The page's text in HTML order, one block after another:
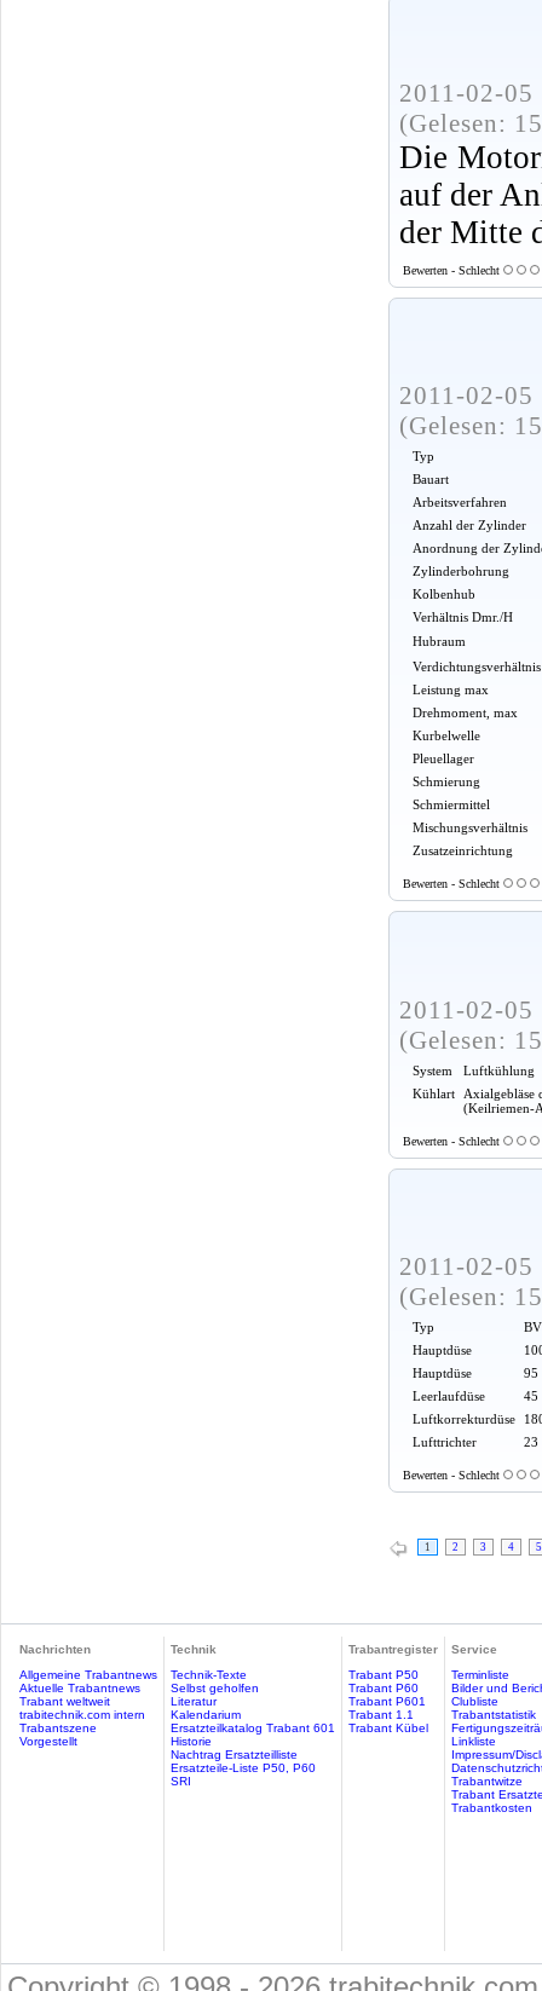
2011-02-
(Gelesen:
Die
auf der
der Mitte
Bewerten - Schlecht
2011-02-
(Gelesen:
Typ
Bauart
Arbeitsverfahren
Anzahl der Zylinder
Anordnung der
Zylinderbohrung
Kolbenhub
Verhältnis Dmr./H
Hubraum
Verdichtungsverhältnis
Leistung max
Drehmoment, max
Kurbelwelle
Pleuellager
Schmierung
Schmiermittel
Mischungsverhältnis
Zusatzeinrichtung
Bewerten - Schlecht
2011-02-
(Gelesen:
System
Luftkühlung
Kühlart
Axialgebläse
(Keilriemen-
Bewerten - Schlecht
2011-02-
(Gelesen:
Typ
Hauptdüse
Hauptdüse
95
Leerlaufdüse
45
Luftkorrekturdüse
Lufttrichter
23
Bewerten - Schlecht
1 2 3 4 5
Nachrichten
Allgemeine Trabantnews
Aktuelle Trabantnews
Trabant weltweit
trabitechnik.com intern
Trabantszene
Vorgestellt
Technik
Technik-Texte
Selbst geholfen
Literatur
Kalendarium
Ersatzteilkatalog Trabant 601
Historie
Nachtrag Ersatzteilliste
Ersatzteile-Liste P50, P60
SRI
Trabantregister
Trabant P50
Trabant P60
Trabant P601
Trabant 1.1
Trabant Kübel
Service
Terminliste
Bilder und
Clubliste
Trabantstatistik
Linkliste
Impressum/
Trabantwitze
Trabant
Trabantkosten